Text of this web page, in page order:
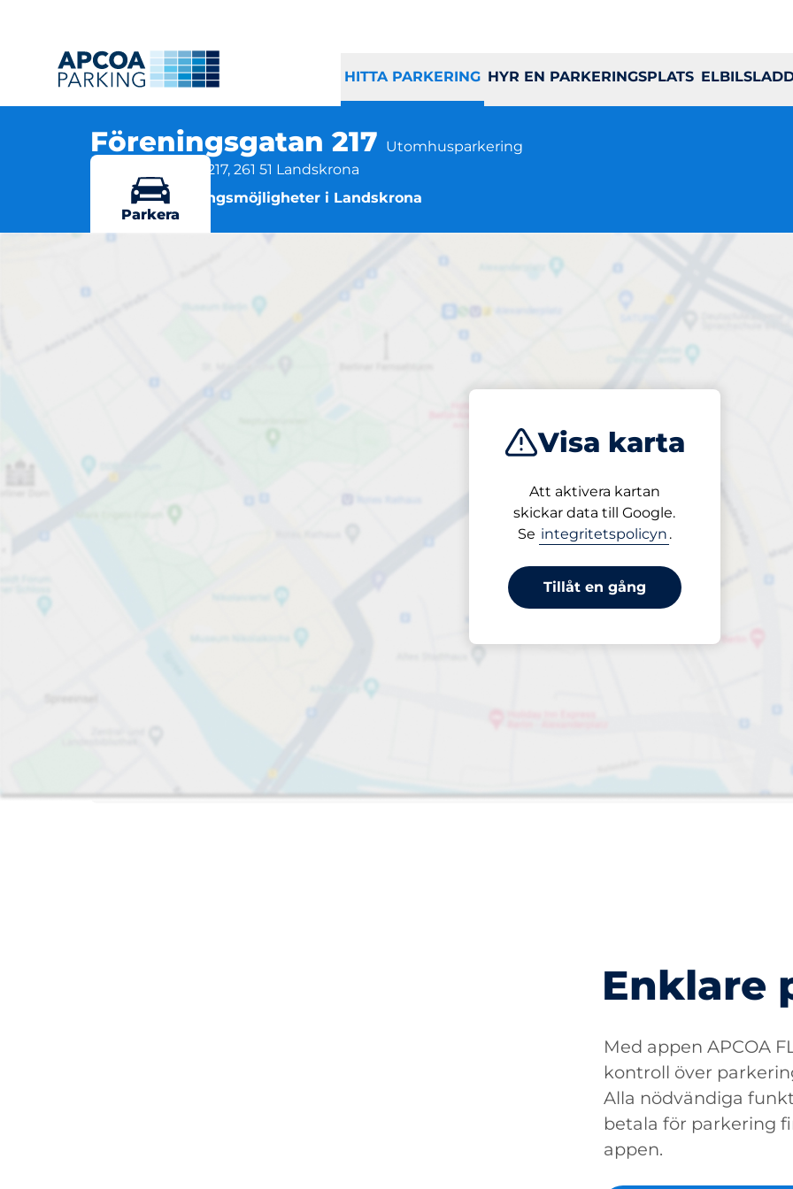
HITTA PARKERING HYR EN PARKERINGSPLATS
Föreningsgatan 217 Utomhusparkering
Föreningsgatan 217, 261 51 Landskrona
Flera parkeringsmöjligheter i Landskrona
Visa karta
Att aktivera kartan
skickar data till Google.
Se integritetspolicyn .
Tillåt en gång
Parkera
Föreningsgatan 217
Öppet nu
från 5,00 kr
Priser och betalning
Enklare
Med appen APCOA
kontroll över
Alla nödvändiga
betala för parkering
appen.